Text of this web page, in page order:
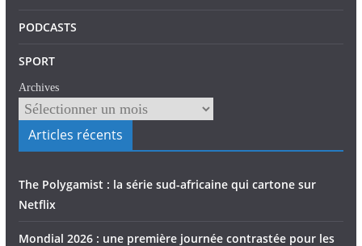
PODCASTS
SPORT
Archives
Articles récents
The Polygamist : la série sud-africaine qui cartone sur
Netflix
Mondial 2026 : une première journée contrastée pour les